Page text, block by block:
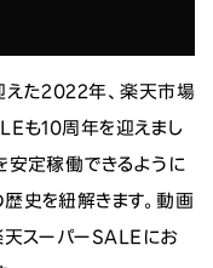
えた2022年、楽天市場
も10周年を迎えまし
安定稼働できるように
史を紐解きます。動画
スーパーSALEにお